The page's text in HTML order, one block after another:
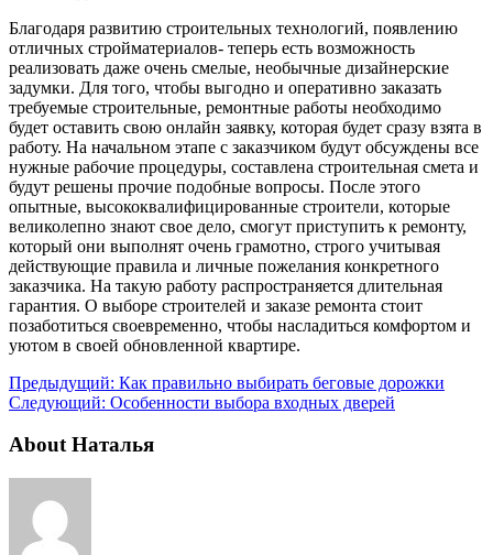
Благодаря развитию строительных технологий, появлению
отличных стройматериалов- теперь есть возможность
реализовать даже очень смелые, необычные дизайнерские
задумки. Для того, чтобы выгодно и оперативно заказать
требуемые строительные, ремонтные работы необходимо
будет оставить свою онлайн заявку, которая будет сразу взята в
работу. На начальном этапе с заказчиком будут обсуждены все
нужные рабочие процедуры, составлена строительная смета и
будут решены прочие подобные вопросы. После этого
опытные, высококвалифицированные строители, которые
великолепно знают свое дело, смогут приступить к ремонту,
который они выполнят очень грамотно, строго учитывая
действующие правила и личные пожелания конкретного
заказчика. На такую работу распространяется длительная
гарантия. О выборе строителей и заказе ремонта стоит
позаботиться своевременно, чтобы насладиться комфортом и
уютом в своей обновленной квартире.
Предыдущий: Как правильно выбирать беговые дорожки
Следующий: Особенности выбора входных дверей
About Наталья